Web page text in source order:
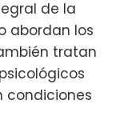
de la
abordan los
tratan
condiciones